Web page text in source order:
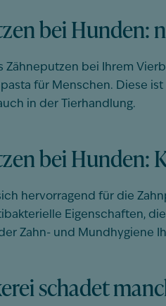
bei Hunden:
Zähneputzen bei Ihrem
für Menschen. Diese
in der Tierhandlung.
bei Hunden:
hervorragend für die
Eigenschaften,
Zahn- und Mundhygiene
schadet